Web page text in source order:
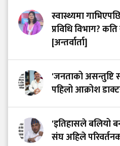
स्वास्थ्यमा
प्रविधि विभाग?
[अन्तर्वार्ता]
'जनताको असन्तुष्टि
पहिलो आक्रोश
'इतिहासले बलियो
संघ अहिले